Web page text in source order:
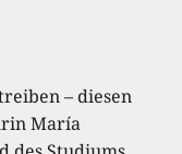
– diesen
María